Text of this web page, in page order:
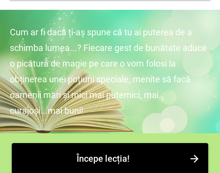
Cum ar fi dacă ți-aș spune că tu ai puterea de a
schimba lumea...? Fiecare gest de bunătate aduce
o picătură de magie pe care o vom folosi la
obținerea unei poțiuni speciale, menite să facă
oamenii mari și mici mai puternici, mai
curajoși...mai buni!
Începe lecția!